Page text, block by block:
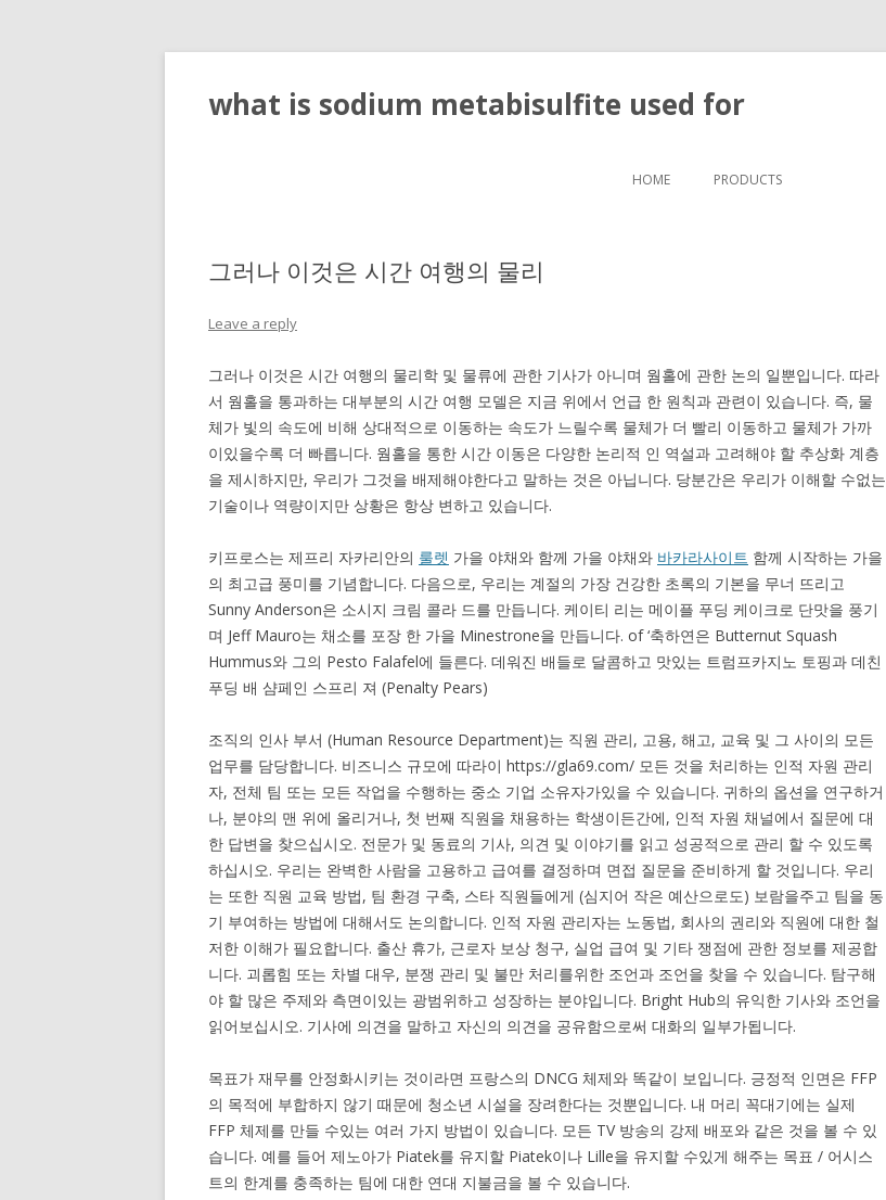
what is sodium metabisulfite used for
HOME PRODUCTS
그러나 이것은 시간 여행의 물리
Leave a reply
그러나 이것은 시간 여행의 물리학 및 물류에 관한 기사가 아니며 웜홀에 관한 논의 일뿐입니다. 따라
서 웜홀을 통과하는 대부분의 시간 여행 모델은 지금 위에서 언급 한 원칙과 관련이 있습니다. 즉, 물
체가 빛의 속도에 비해 상대적으로 이동하는 속도가 느릴수록 물체가 더 빨리 이동하고 물체가 가까
이있을수록 더 빠릅니다. 웜홀을 통한 시간 이동은 다양한 논리적 인 역설과 고려해야 할 추상화 계층
을 제시하지만, 우리가 그것을 배제해야한다고 말하는 것은 아닙니다. 당분간은 우리가 이해할 수없는
기술이나 역량이지만 상황은 항상 변하고 있습니다.
키프로스는 제프리 자카리안의 룰렛 가을 야채와 함께 가을 야채와 바카라사이트 함께 시작하는 가을
의 최고급 풍미를 기념합니다. 다음으로, 우리는 계절의 가장 건강한 초록의 기본을 무너 뜨리고
Sunny Anderson은 소시지 크림 콜라 드를 만듭니다. 케이티 리는 메이플 푸딩 케이크로 단맛을 풍기
며 Jeff Mauro는 채소를 포장 한 가을 Minestrone을 만듭니다. of ‘축하연은 Butternut Squash
Hummus와 그의 Pesto Falafel에 들른다. 데워진 배들로 달콤하고 맛있는 트럼프카지노 토핑과 데친
푸딩 배 샴페인 스프리 져 (Penalty Pears)
조직의 인사 부서 (Human Resource Department)는 직원 관리, 고용, 해고, 교육 및 그 사이의 모든
업무를 담당합니다. 비즈니스 규모에 따라이 https://gla69.com/ 모든 것을 처리하는 인적 자원 관리
자, 전체 팀 또는 모든 작업을 수행하는 중소 기업 소유자가있을 수 있습니다. 귀하의 옵션을 연구하거
나, 분야의 맨 위에 올리거나, 첫 번째 직원을 채용하는 학생이든간에, 인적 자원 채널에서 질문에 대
한 답변을 찾으십시오. 전문가 및 동료의 기사, 의견 및 이야기를 읽고 성공적으로 관리 할 수 ​​있도록
하십시오. 우리는 완벽한 사람을 고용하고 급여를 결정하며 면접 질문을 준비하게 할 것입니다. 우리
는 또한 직원 교육 방법, 팀 환경 구축, 스타 직원들에게 (심지어 작은 예산으로도) 보람을주고 팀을 동
기 부여하는 방법에 대해서도 논의합니다. 인적 자원 관리자는 노동법, 회사의 권리와 직원에 대한 철
저한 이해가 필요합니다. 출산 휴가, 근로자 보상 청구, 실업 급여 및 기타 쟁점에 관한 정보를 제공합
니다. 괴롭힘 또는 차별 대우, 분쟁 관리 및 불만 처리를위한 조언과 조언을 찾을 수 있습니다. 탐구해
야 할 많은 주제와 측면이있는 광범위하고 성장하는 분야입니다. Bright Hub의 유익한 기사와 조언을
읽어보십시오. 기사에 의견을 말하고 자신의 의견을 공유함으로써 대화의 일부가됩니다.
목표가 재무를 안정화시키는 것이라면 프랑스의 DNCG 체제와 똑같이 보입니다. 긍정적 인면은 FFP
의 목적에 부합하지 않기 때문에 청소년 시설을 장려한다는 것뿐입니다. 내 머리 꼭대기에는 실제
FFP 체제를 만들 수있는 여러 가지 방법이 있습니다. 모든 TV 방송의 강제 배포와 같은 것을 볼 수 있
습니다. 예를 들어 제노아가 Piatek를 유지할 Piatek이나 Lille을 유지할 수있게 해주는 목표 / 어시스
트의 한계를 충족하는 팀에 대한 연대 지불금을 볼 수 있습니다.